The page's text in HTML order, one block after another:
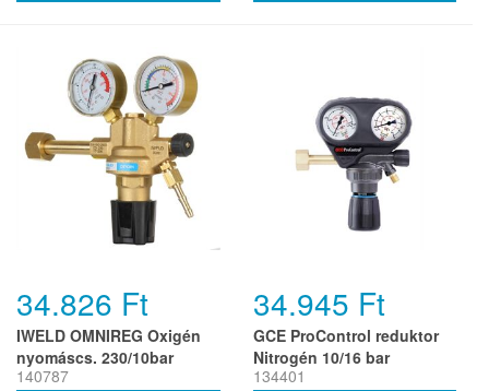
34.826 Ft
IWELD OMNIREG Oxigén
nyomáscs. 230/10bar
(H,SK,HR)
140787
34.945 Ft
GCE ProControl reduktor
Nitrogén 10/16 bar
W24.32x1/14' G1/4'
134401